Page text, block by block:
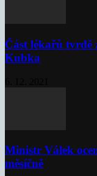
Část lékařů tvrdě
Kubka
Ministr Válek
měsíčně